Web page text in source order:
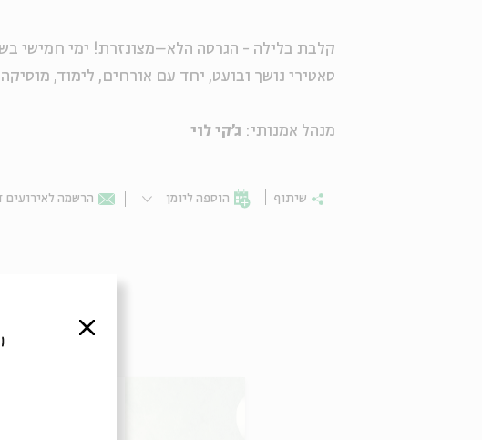
סאטירי נושך ובועט, יחד עם אורחים, לימוד,
מנהל אמנותי: ג'קי לוי
שיתוף הוספה ליומן הרשמה לאירועים
סגור